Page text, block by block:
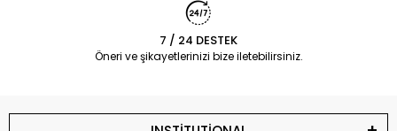
7 / 24 DESTEK
Öneri ve şikayetlerinizi bize iletebilirsiniz.